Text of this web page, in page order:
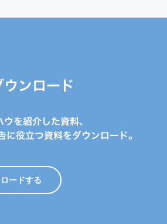
ンロード
を紹介した資料、
役立つ資料をダウンロード。
ードする